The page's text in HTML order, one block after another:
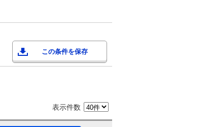
この条件を保存
表示件数